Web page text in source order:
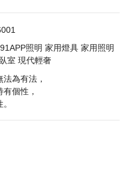
照明 家用燈具 家用照明
臥室 現代輕奢
為有法，
，